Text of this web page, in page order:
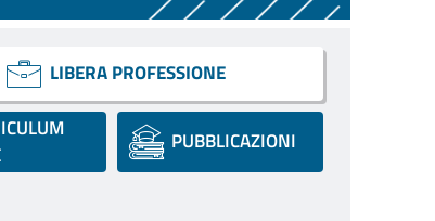
LIBERA PROFESSIONE
PUBBLICAZIONI